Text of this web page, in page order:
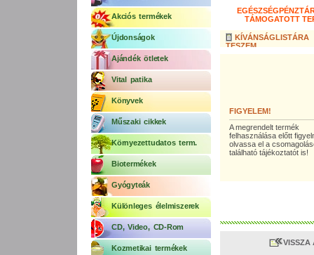
Akciós termékek
Újdonságok
Ajándék ötletek
Vital patika
Könyvek
Műszaki cikkek
Környezettudatos term.
Biotermékek
Gyógyteák
Különleges élelmiszerek
CD, Video, CD-Rom
Kozmetikai termékek
TÁMOGATOTT
KÍVÁNSÁGLISTÁRA
TESZEM
FIGYELEM!
A megrendelt termék
felhasználása előtt
olvassa el a
található tájékoztatót is!
VISSZA